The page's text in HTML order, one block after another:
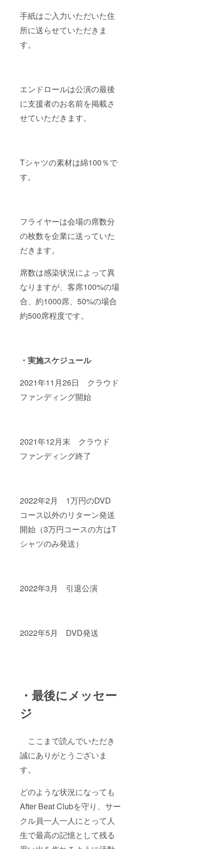
手紙はご入力いただいた住
所に送らせていただきま
す。
エンドロールは公演の最後
に支援者のお名前を掲載さ
せていただきます。
Tシャツの素材は綿100％で
す。
フライヤーは会場の席数分
の枚数を企業に送っていた
だきます。
席数は感染状況によって異
なりますが、客席100%の場
合、約1000席、50%の場合
約500席程度です。
・実施スケジュール
2021年11月26日 クラウド
ファンディング開始
2021年12月末 クラウド
ファンディング終了
2022年2月 1万円のDVD
コース以外のリターン発送
開始（3万円コースの方はT
シャツのみ発送）
2022年3月 引退公演
2022年5月 DVD発送
・最後にメッセー
ジ
ここまで読んでいただき
誠にありがとうございま
す。
どのような状況になっても
After Beat Clubを守り、サー
クル員一人一人にとって人
生で最高の記憶として残る